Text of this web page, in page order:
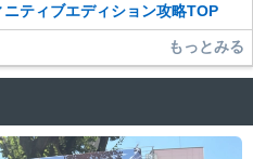
ティブエディション攻略TOP
もっとみる